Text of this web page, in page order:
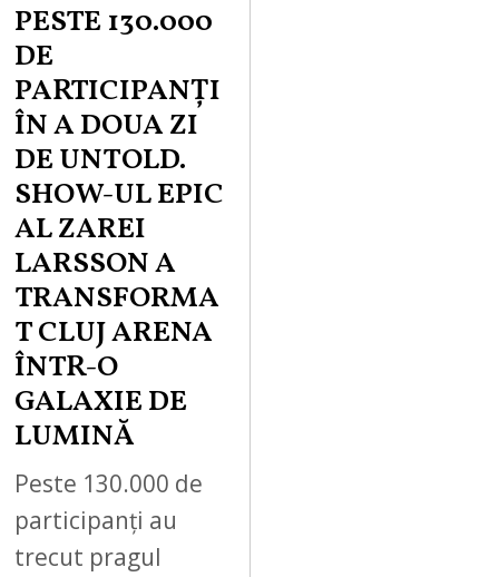
PESTE 130.000
DE
PARTICIPANȚI
ÎN A DOUA ZI
DE UNTOLD.
SHOW-UL EPIC
AL ZAREI
LARSSON A
TRANSFORMA
T CLUJ ARENA
ÎNTR-O
GALAXIE DE
LUMINĂ
Peste 130.000 de
participanți au
trecut pragul